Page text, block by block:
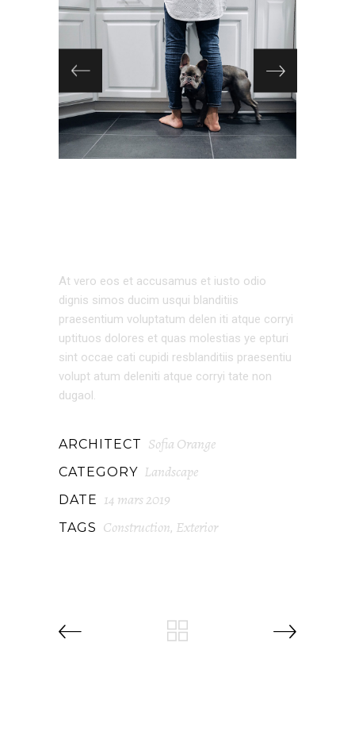
At vero eos et accusamus et iusto odio
dignis simos ducim usqui blanditiis
praesentium voluptatum delen iti atque corryi
uptituos dolores et quas molestias ye epturi
sint occae cati cupidi resblanditiis praesentiu
volupt atum deleniti atque corryi tate non
dugaol.
ARCHITECT Sofia Orange
CATEGORY Landscape
DATE 14 mars 2019
TAGS Construction, Exterior